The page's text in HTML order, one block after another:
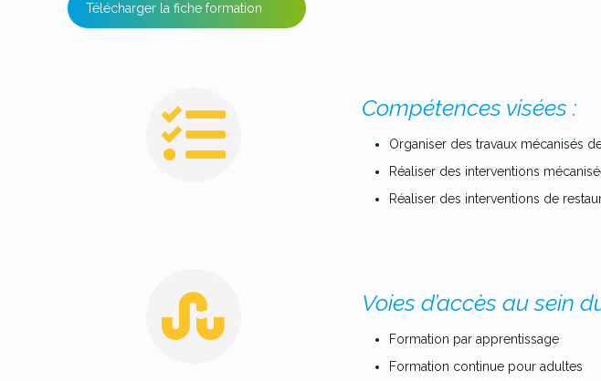
Télécharger la fiche formation
Compétences visées :
Organiser des travaux mécanisés
Réaliser des interventions
Réaliser des interventions de
Voies d’accès au sein
Formation par apprentissage
Formation continue pour adultes